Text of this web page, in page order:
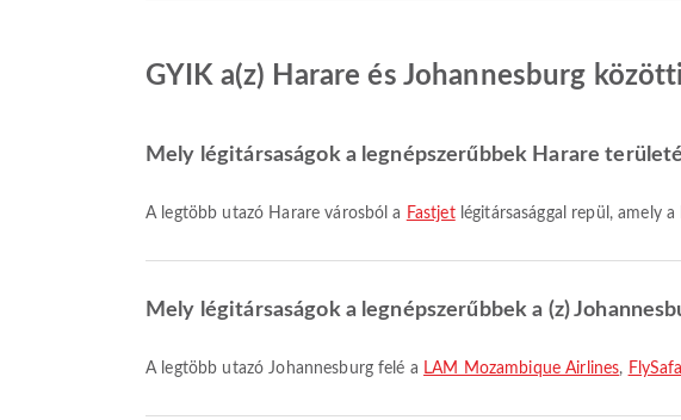
GYIK a(z) Harare és Johannesburg
Mely légitársaságok a legnépszerűbbek Harare
A legtöbb utazó Harare városból a Fastjetlégitársasággal repül, amely
Mely légitársaságok a legnépszerűbbek a (z)
A legtöbb utazó Johannesburg felé a LAM Mozambique Airlines,